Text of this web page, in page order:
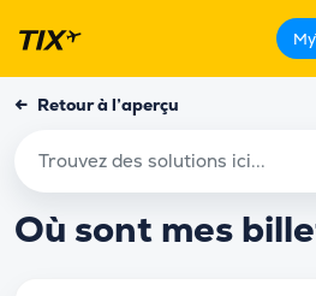
← Retour à l’aperçu
Où sont mes